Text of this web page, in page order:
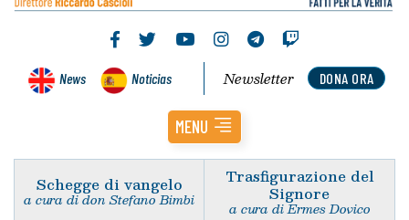
News Noticias DONA ORA
Newsletter
MENU
Schegge di vangelo
a cura di don Stefano Bimbi
Trasfigurazione del
Signore
a cura di Ermes Dovico